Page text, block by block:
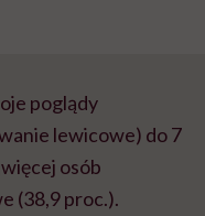
poglądy
lewicowe) do 7
osób
(38,9 proc.).